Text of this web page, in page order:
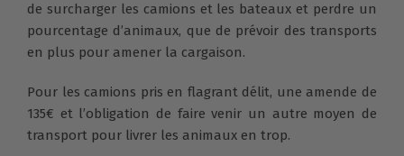
de surcharger les camions et les bateaux et perdre un
pourcentage d’animaux, que de prévoir des transports
en plus pour amener la cargaison.
Pour les camions pris en flagrant délit, une amende de
135€ et l’obligation de faire venir un autre moyen de
transport pour livrer les animaux en trop.